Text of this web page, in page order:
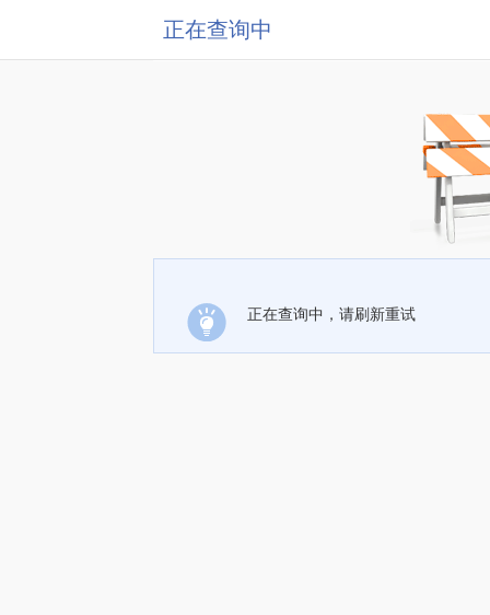
正在查询中
正在查询中，请刷新重试